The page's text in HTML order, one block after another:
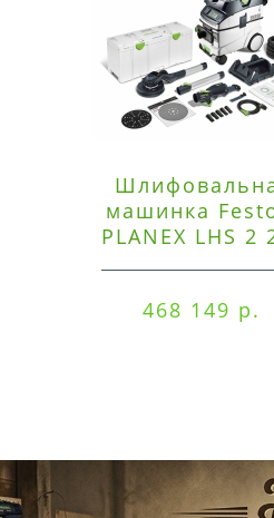
машинка
PLANEX LHS 2
468 149 р.